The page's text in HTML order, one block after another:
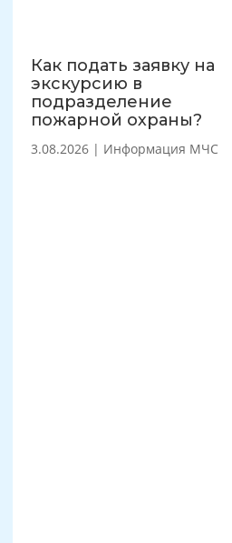
Как подать заявку на
экскурсию в
подразделение
пожарной охраны?
3.08.2026 | Информация МЧС